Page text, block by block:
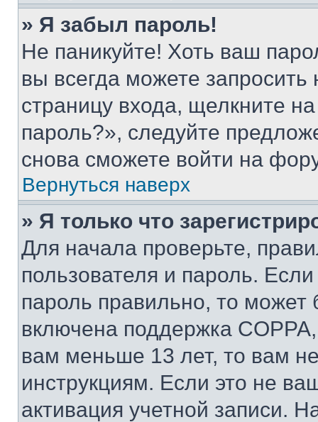
» Я забыл пароль!
Не паникуйте! Хоть ваш
вы всегда можете
страницу входа, щелкните
пароль?», следуйте
снова сможете войти на
Вернуться наверх
» Я только что
Для начала проверьте,
пользователя и пароль.
пароль правильно, то может
включена поддержка
вам меньше 13 лет, то вам
инструкциям. Если это не
активация учетной записи.